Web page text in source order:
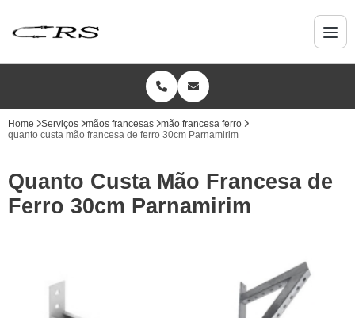
Home Serviços mãos francesas
mão francesa ferro
quanto custa mão francesa de ferro 30cm Parnamirim
Quanto Custa Mão Francesa de
Ferro 30cm Parnamirim